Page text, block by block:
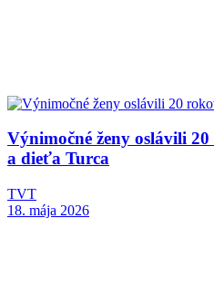
Výnimočné ženy oslávili
a dieťa Turca
TVT
18. mája 2026